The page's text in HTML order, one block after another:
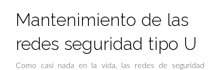
Mantenimiento de las
redes seguridad tipo U
Como casi nada en la vida, las redes de seguridad